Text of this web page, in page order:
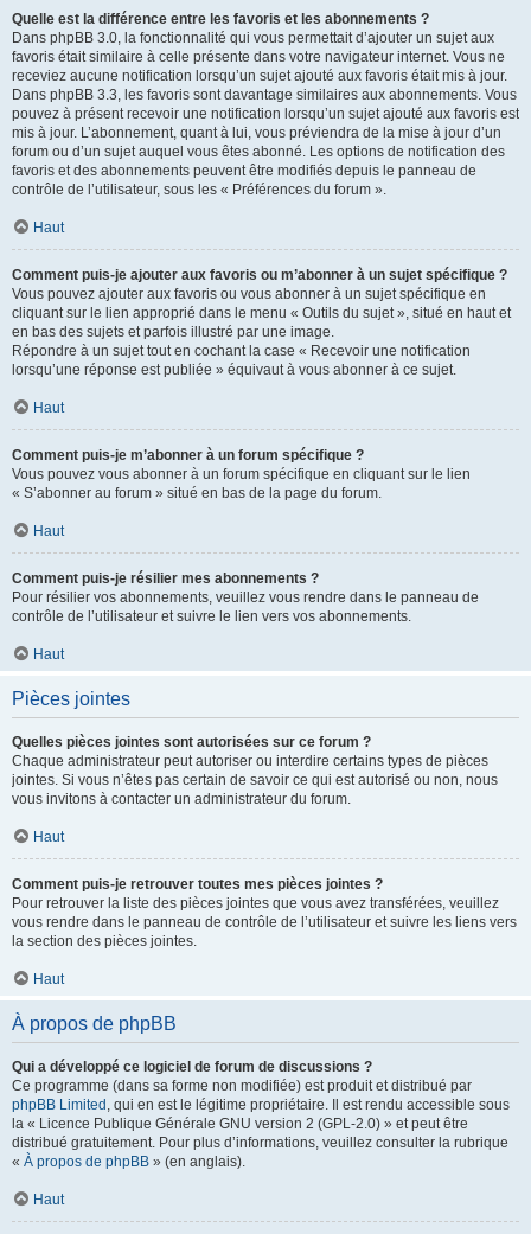
Quelle est la différence entre les favoris et les abonnements ?
Dans phpBB 3.0, la fonctionnalité qui vous permettait d’ajouter un sujet aux
favoris était similaire à celle présente dans votre navigateur internet. Vous ne
receviez aucune notification lorsqu’un sujet ajouté aux favoris était mis à jour.
Dans phpBB 3.3, les favoris sont davantage similaires aux abonnements. Vous
pouvez à présent recevoir une notification lorsqu’un sujet ajouté aux favoris est
mis à jour. L’abonnement, quant à lui, vous préviendra de la mise à jour d’un
forum ou d’un sujet auquel vous êtes abonné. Les options de notification des
favoris et des abonnements peuvent être modifiés depuis le panneau de
contrôle de l’utilisateur, sous les « Préférences du forum ».
Haut
Comment puis-je ajouter aux favoris ou m’abonner à un sujet spécifique ?
Vous pouvez ajouter aux favoris ou vous abonner à un sujet spécifique en
cliquant sur le lien approprié dans le menu « Outils du sujet », situé en haut et
en bas des sujets et parfois illustré par une image.
Répondre à un sujet tout en cochant la case « Recevoir une notification
lorsqu’une réponse est publiée » équivaut à vous abonner à ce sujet.
Haut
Comment puis-je m’abonner à un forum spécifique ?
Vous pouvez vous abonner à un forum spécifique en cliquant sur le lien
« S’abonner au forum » situé en bas de la page du forum.
Haut
Comment puis-je résilier mes abonnements ?
Pour résilier vos abonnements, veuillez vous rendre dans le panneau de
contrôle de l’utilisateur et suivre le lien vers vos abonnements.
Haut
Pièces jointes
Quelles pièces jointes sont autorisées sur ce forum ?
Chaque administrateur peut autoriser ou interdire certains types de pièces
jointes. Si vous n’êtes pas certain de savoir ce qui est autorisé ou non, nous
vous invitons à contacter un administrateur du forum.
Haut
Comment puis-je retrouver toutes mes pièces jointes ?
Pour retrouver la liste des pièces jointes que vous avez transférées, veuillez
vous rendre dans le panneau de contrôle de l’utilisateur et suivre les liens vers
la section des pièces jointes.
Haut
À propos de phpBB
Qui a développé ce logiciel de forum de discussions ?
Ce programme (dans sa forme non modifiée) est produit et distribué par
phpBB Limited , qui en est le légitime propriétaire. Il est rendu accessible sous
la « Licence Publique Générale GNU version 2 (GPL-2.0) » et peut être
distribué gratuitement. Pour plus d’informations, veuillez consulter la rubrique
« À propos de phpBB » (en anglais).
Haut